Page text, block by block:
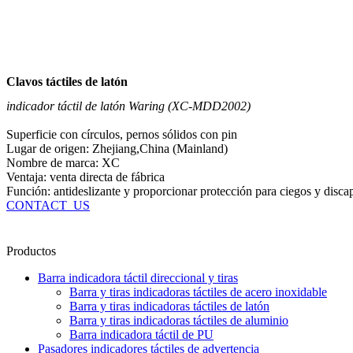
Clavos táctiles de latón
indicador táctil de latón Waring (XC-MDD2002)
Superficie con círculos, pernos sólidos con pin
Lugar de origen: Zhejiang,China (Mainland)
Nombre de marca: XC
Ventaja: venta directa de fábrica
Función: antideslizante y proporcionar protección para ciegos y
CONTACT_US
Productos
Barra indicadora táctil direccional y tiras
Barra y tiras indicadoras táctiles de acero inoxidable
Barra y tiras indicadoras táctiles de latón
Barra y tiras indicadoras táctiles de aluminio
Barra indicadora táctil de PU
Pasadores indicadores táctiles de advertencia